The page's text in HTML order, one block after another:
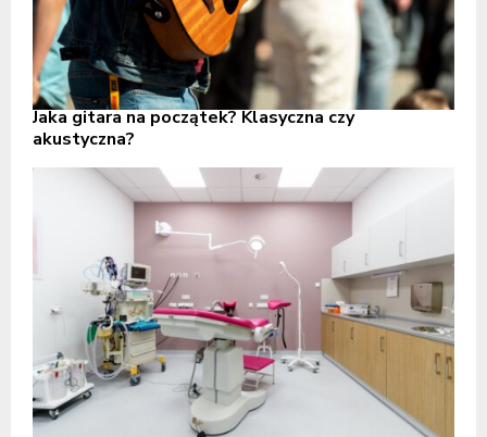
Jaka gitara na początek? Klasyczna czy
akustyczna?